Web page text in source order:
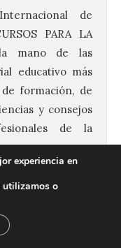
de
PARA LA
la mano de las
educativo más
formación, de
y consejos
de la
EDUCACIÓN
conferencias y
del mundo de
ponencias
experiencia en
utilizamos o